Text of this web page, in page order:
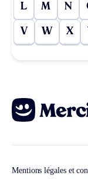
L M N
V W X
Mentions légales et